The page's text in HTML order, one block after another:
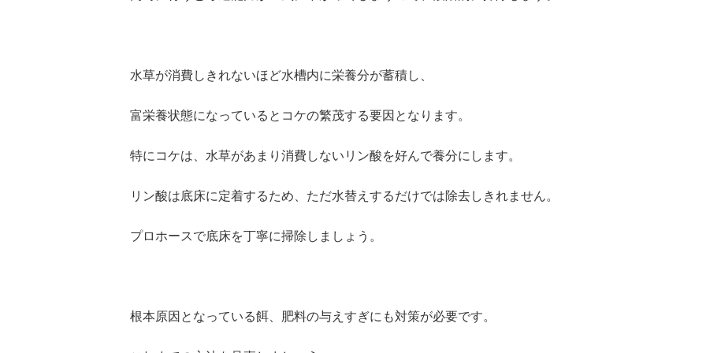
水草が消費しきれないほど水槽内に栄養分が蓄積し、
富栄養状態になっているとコケの繁茂する要因となります。
特にコケは、水草があまり消費しないリン酸を好んで養分にします。
リン酸は底床に定着するため、ただ水替えするだけでは除去しきれません。
プロホースで底床を丁寧に掃除しましょう。
根本原因となっている餌、肥料の与えすぎにも対策が必要です。